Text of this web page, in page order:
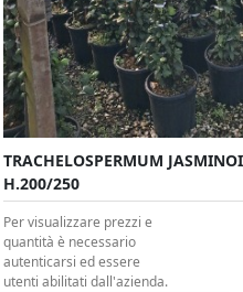
Clt 3 H.180/200
TRACHELOSPERMUM
H.200/250
Per visualizzare prezzi e
quantità è necessario
autenticarsi ed essere
utenti abilitati dall'azienda.